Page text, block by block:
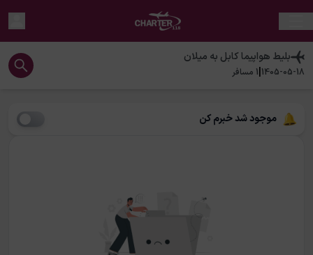
بلیط هواپیماکابل به میلان
1405-05-18
|
1 مسافر
موجود شد خبرم کن